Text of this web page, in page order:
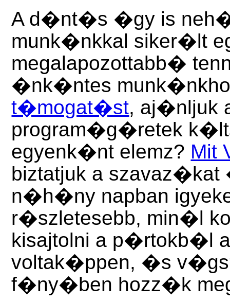
A d�nt�s �gy is
munk�nkkal siker�lt
megalapozottabb�
�nk�ntes
t�mogat�st, aj�nljuk
program�g�retek
egyenk�nt elemz? Mit
biztatjuk a
n�h�ny napban
r�szletesebb, min�l
kisajtolni a p�rtokb�l
voltak�ppen, �s
f�ny�ben hozz�k